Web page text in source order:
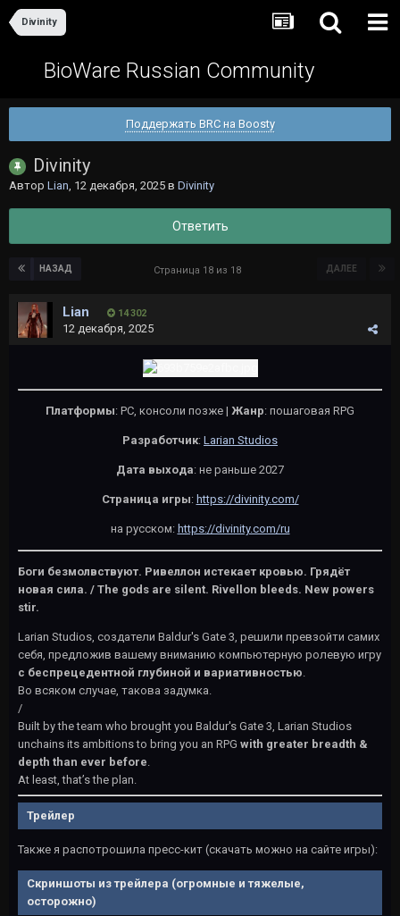
Divinity
BioWare Russian Community
Поддержать BRC на Boosty
Divinity
Автор Lian, 12 декабря, 2025 в Divinity
Ответить
НАЗАД ДАЛЕЕ
Страница 18 из 18
Lian 14 302
12 декабря, 2025
Платформы: PC, консоли позже | Жанр: пошаговая RPG
Разработчик: Larian Studios
Дата выхода: не раньше 2027
Страница игры: https://divinity.com/
на русском: https://divinity.com/ru
Боги безмолвствуют. Ривеллон истекает кровью. Грядёт
новая сила. / The gods are silent. Rivellon bleeds. New powers
stir.
Larian Studios, создатели Baldur's Gate 3, решили превзойти самих
себя, предложив вашему вниманию компьютерную ролевую игру
с беспрецедентной глубиной и вариативностью
Во всяком случае, такова задумка.
/
Built by the team who brought you Baldur's Gate 3, Larian Studios
unchains its ambitions to bring you an RPG with greater breadth &
depth than ever before
At least, that’s the plan.
Трейлер
Также я распотрошила пресс-кит (скачать можно на сайте игры):
Скриншоты из трейлера (огромные и тяжелые,
осторожно)